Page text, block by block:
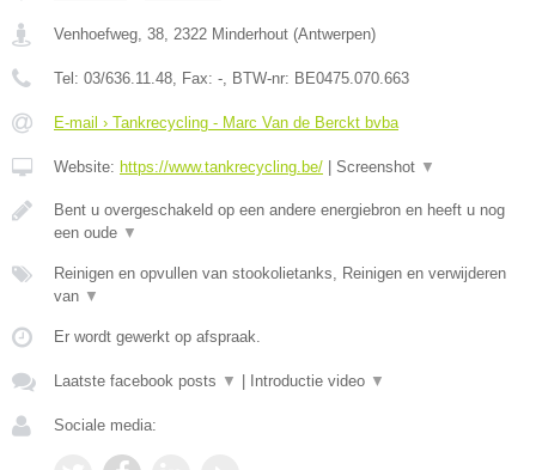
Venhoefweg, 38 2322 Minderhout (Antwerpen)
Tel: 03/636.11.48 , Fax: - , BTW-nr: BE0475.070.663
E-mail › Tankrecycling - Marc Van de Berckt bvba
Website: https://www.tankrecycling.be/ | Screenshot ▼
Bent u overgeschakeld op een andere energiebron en heeft u nog
een oude ▼
Reinigen en opvullen van stookolietanks, Reinigen en verwijderen
van ▼
Er wordt gewerkt op afspraak.
Laatste facebook posts ▼ | Introductie video ▼
Sociale media: